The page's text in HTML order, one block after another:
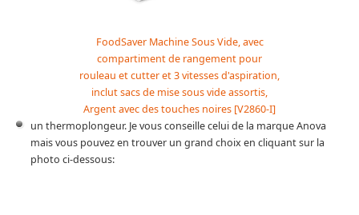
FoodSaver Machine Sous Vide, avec
compartiment de rangement pour
rouleau et cutter et 3 vitesses d'aspiration,
inclut sacs de mise sous vide assortis,
Argent avec des touches noires [V2860-I]
un thermoplongeur. Je vous conseille celui de la marque Anova
mais vous pouvez en trouver un grand choix en cliquant sur la
photo ci-dessous: